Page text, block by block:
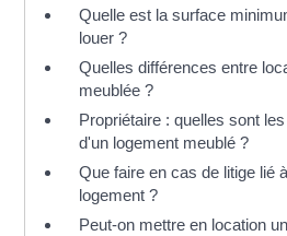
Quelle est la surface
louer ?
Quelles différences entre
meublée ?
Propriétaire : quelles sont
d'un logement meublé ?
Que faire en cas de litige lié
logement ?
Peut-on mettre en location